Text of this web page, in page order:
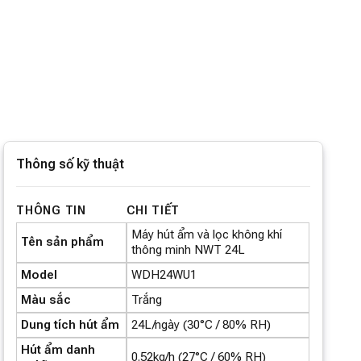
Thông số kỹ thuật
THÔNG TIN CHI TIẾT
Tên sản phẩm
Máy hút ẩm và lọc không khí
thông minh NWT 24L
Model
WDH24WU1
Màu sắc
Trắng
Dung tích hút ẩm
24L/ngày (30°C / 80% RH)
Hút ẩm danh
0.52kg/h (27°C / 60% RH)